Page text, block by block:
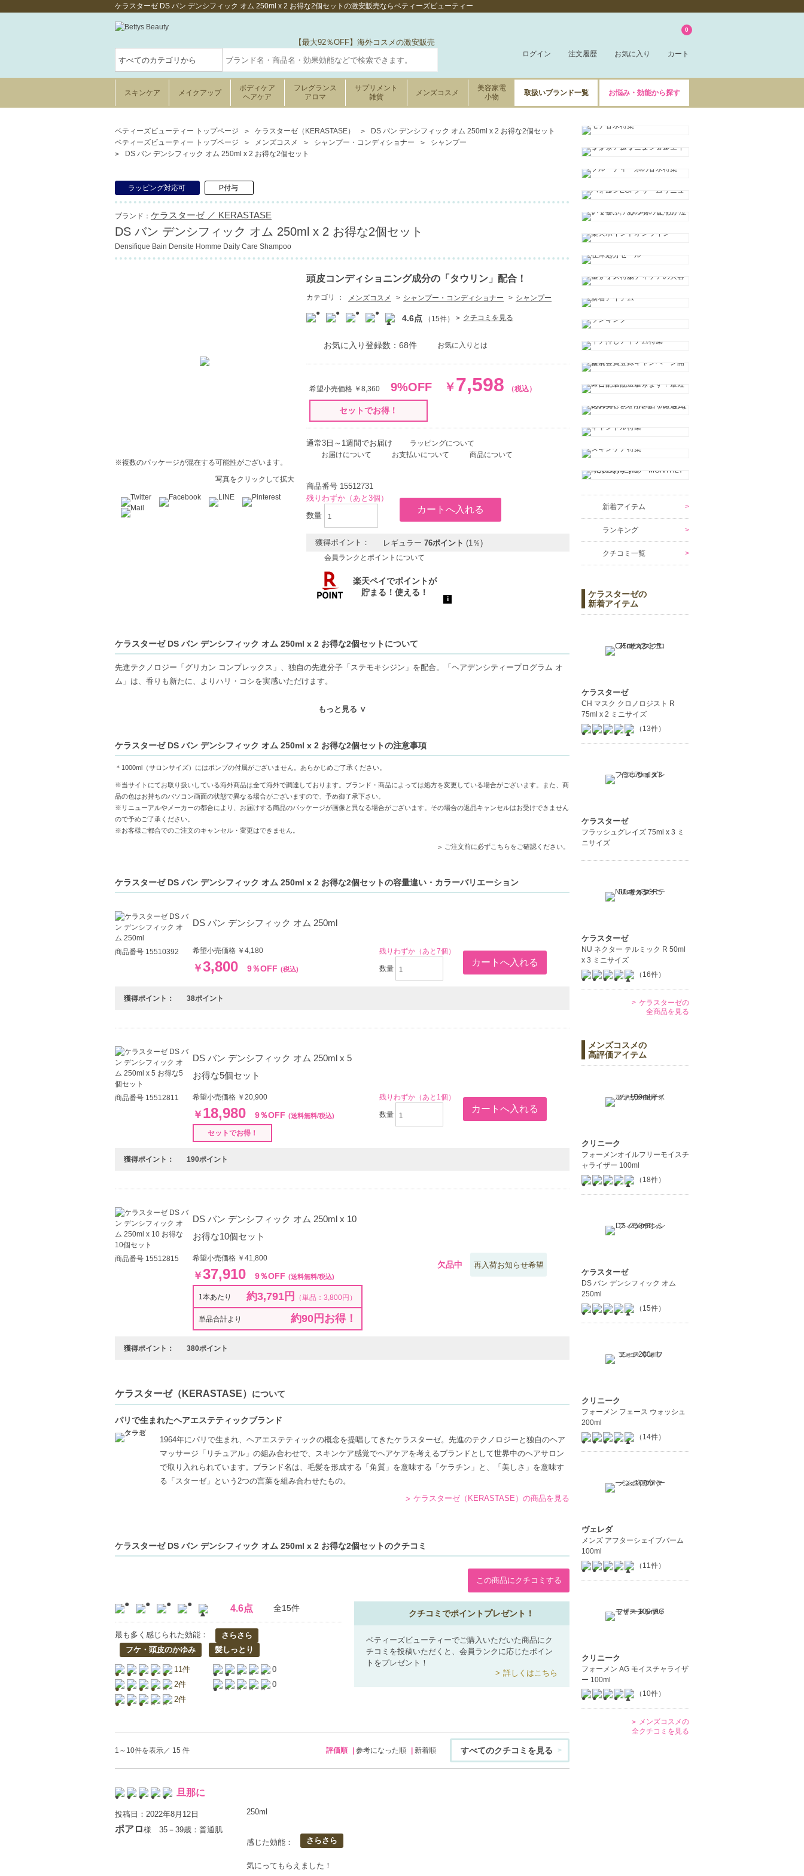
ケラスターゼ DS バン デンシフィック オム 250ml x 2 お得な2個セットの激安販売ならベティーズビューティー
【最大92％OFF】海外コスメの激安販売
ログイン 注文履歴 お気に入り カート
0
スキンケア メイクアップ
ボディケア
ヘアケア
フレグランス
アロマ
サプリメント
雑貨
メンズコスメ
美容家電
小物
取扱いブランド一覧 お悩み・効能から探す
ベティーズビューティー トップページ ケラスターゼ（KERASTASE）
DS バン デンシフィック オム 250ml x 2 お得な2個セット
ベティーズビューティー トップページ
メンズコスメ シャンプー・コンディショナー
シャンプー
DS バン デンシフィック オム 250ml x 2 お得な2個セット
ラッピング対応可 P付与
ブランド： ケラスターゼ ／ KERASTASE
DS バン デンシフィック オム 250ml x 2 お得な2個セット
Densifique Bain Densite Homme Daily Care Shampoo
※複数のパッケージが混在する可能性がございます。
写真をクリックして拡大
頭皮コンディショニング成分の「タウリン」配合！
カテゴリ ： メンズコスメ シャンプー・コンディショナー シャンプー
4.6点 （15件） クチコミを見る
お気に入り登録数：68件 お気に入りとは
希望小売価格 ￥8,360 9%OFF ￥7,598 （税込）
セットでお得！
通常3日～1週間でお届け
ラッピングについて
お届けについて
お支払いについて 商品について
商品番号 15512731
残りわずか（あと3個）
数量
獲得ポイント： レギュラー 76ポイント (1％)
会員ランクとポイントについて
ケラスターゼ DS バン デンシフィック オム 250ml x 2 お得な2個セットについて
先進テクノロジー「グリカン コンプレックス」、独自の先進分子「ステモキシジン」を配合。「ヘアデンシティープログラム オ
ム」は、香りも新たに、よりハリ・コシを実感いただけます。
スカルプ・ヘアシャンプー「バン デンシフィック オム」は、頭皮コンディショニング成分の「タウリン」配合。頭皮を健やかに
【商品の特徴】
【先進分子ステモキシジン】-髪にハリとコシを与え、根元からふんわりとボリュームを実現。
【新しい香り】-髪を洗った後でも心地よい香りが持続し、より一層の満足感を与えます。
【こんな方へおすすめ】
もっと見る ∨
ケラスターゼ DS バン デンシフィック オム 250ml x 2 お得な2個セットの注意事項
＊1000ml（サロンサイズ）にはポンプの付属がございません。あらかじめご了承ください。
※当サイトにてお取り扱いしている海外商品は全て海外で調達しております。ブランド・商品によっては処方を変更している場合がございます。また、商
品の色はお持ちのパソコン画面の状態で異なる場合がございますので、予め御了承下さい。
※リニューアルやメーカーの都合により、お届けする商品のパッケージが画像と異なる場合がございます。その場合の返品キャンセルはお受けできません
ので予めご了承ください。
※お客様ご都合でのご注文のキャンセル・変更はできません。
ご注文前に必ずこちらをご確認ください。
ケラスターゼ DS バン デンシフィック オム 250ml x 2 お得な2個セットの容量違い・カラーバリエーション
商品番号 15510392
DS バン デンシフィック オム 250ml
希望小売価格 ￥4,180
￥3,800 9％OFF (税込)
残りわずか（あと7個）
数量
獲得ポイント： 38ポイント
商品番号 15512811
DS バン デンシフィック オム 250ml x 5
お得な5個セット
希望小売価格 ￥20,900
￥ 18,980 9％OFF (送料無料/税込)
セットでお得！
残りわずか（あと1個）
数量
獲得ポイント： 190ポイント
商品番号 15512815
DS バン デンシフィック オム 250ml x 10
お得な10個セット
希望小売価格 ￥41,800
￥37,910 9％OFF (送料無料/税込)
1本あたり 約3,791円 （単品：3,800円）
単品合計より 約90円お得！
欠品中 再入荷お知らせ希望
獲得ポイント： 380ポイント
ケラスターゼ（KERASTASE） について
パリで生まれたヘアエステティックブランド
1964年にパリで生まれ、ヘアエステティックの概念を提唱してきたケラスターゼ。先進のテクノロジーと独自のヘア
マッサージ「リチュアル」の組み合わせで、スキンケア感覚でヘアケアを考えるブランドとして世界中のヘアサロン
で取り入れられています。ブランド名は、毛髪を形成する「角質」を意味する「ケラチン」と、「美しさ」を意味す
る「スターゼ」という2つの言葉を組み合わせたもの。
ケラスターゼ（KERASTASE）の商品を見る
ケラスターゼ DS バン デンシフィック オム 250ml x 2 お得な2個セットのクチコミ
この商品にクチコミする
4.6点 全15件
最も多く感じられた効能：
さらさら
フケ・頭皮のかゆみ
髪しっとり
11件
0
2件
0
2件
クチコミでポイントプレゼント！
ベティーズビューティーでご購入いただいた商品にク
チコミを投稿いただくと、会員ランクに応じたポイン
トをプレゼント！
詳しくはこちら
1～10件を表示／ 15 件 評価順 参考になった順 新着順 すべてのクチコミを見る
旦那に
投稿日：2022年8月12日
ポアロ様 35－39歳：普通肌
250ml
感じた効能： さらさら
気にってもらえました！
新着アイテム
ランキング
クチコミ一覧
ケラスターゼの
新着アイテム
ケラスターゼ
CH マスク クロノロジスト R
75ml x 2 ミニサイズ
（13件）
ケラスターゼ
フラッシュグレイズ 75ml x 3 ミ
ニサイズ
ケラスターゼ
NU ネクター テルミック R 50ml
x 3 ミニサイズ
（16件）
ケラスターゼの
全商品を見る
メンズコスメの
高評価アイテム
クリニーク
フォーメンオイルフリーモイスチ
ャライザー 100ml
（18件）
ケラスターゼ
DS バン デンシフィック オム
250ml
（15件）
クリニーク
フォーメン フェース ウォッシュ
200ml
（14件）
ヴェレダ
メンズ アフターシェイブバーム
100ml
（11件）
クリニーク
フォーメン AG モイスチャライザ
ー 100ml
（10件）
メンズコスメの
全クチコミを見る